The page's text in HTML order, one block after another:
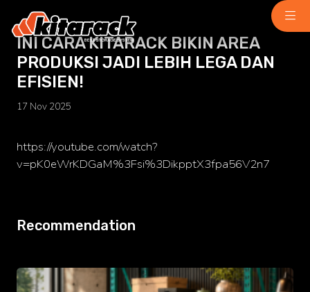
Home
About Us
Why Us
Light Duty
chemindustry.kz
niihimmash.ru
senya-spasatel.ru
Stacking Rack
INI CARA KITARACK BIKIN AREA
PRODUKSI JADI LEBIH LEGA DAN
EFISIEN!
17 Nov 2025
https://youtube.com/watch?
v=pK0eWrKDGaM%3Fsi%3DikpptX3fpa56V2n7
Recommendation